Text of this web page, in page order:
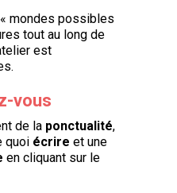
mondes possibles
tout au long de
est
vous
de la ponctualité,
quoi écrire et une
en cliquant sur le